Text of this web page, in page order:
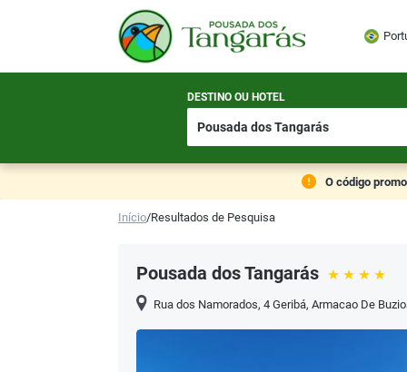
DESTINO OU HOTEL
O código
Início/Resultados de Pesquisa
Pousada dos Tangarás
Rua dos Namorados, 4 Geribá,Armacao De